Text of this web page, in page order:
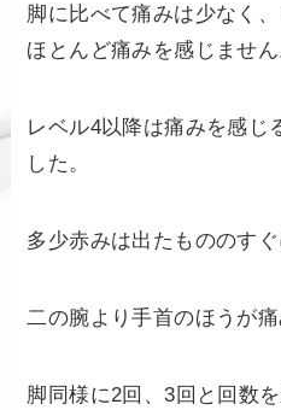
脚に比べて痛みは少なく
ほとんど痛みを感じません
レベル4以降は痛みを感じ
した。
多少赤みは出たもののすぐ
二の腕より手首のほうが痛
脚同様に2回、3回と回数